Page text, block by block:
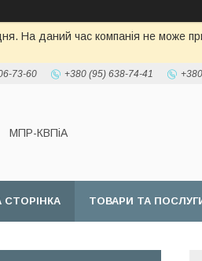
На даний час компанія не може
73-60 +380 (95) 638-74-41
МПР-КВПіА
СТОРІНКА ТОВАРИ ТА